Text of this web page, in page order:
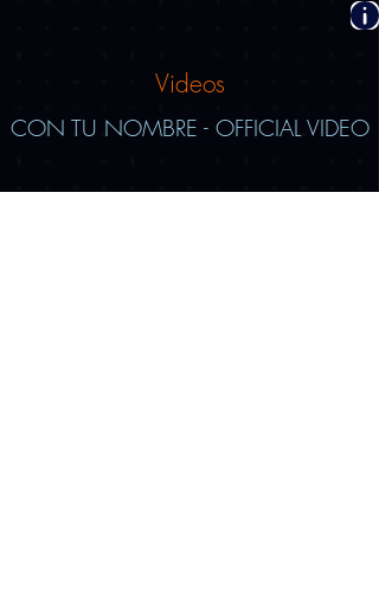
Videos
CON TU NOMBRE - OFFICIAL VIDEO